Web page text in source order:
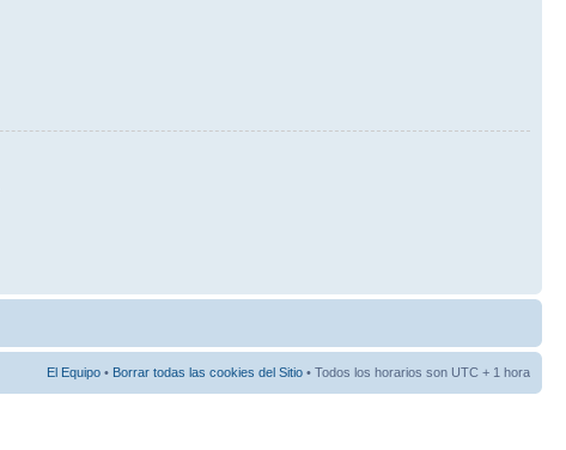
El Equipo • Borrar todas las cookies del Sitio • Todos los horarios son UTC + 1 hora